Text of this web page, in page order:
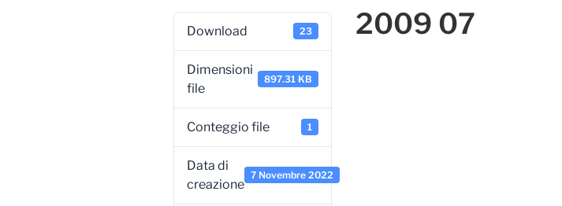
Download 23
Dimensioni
file
897.31 KB
Conteggio file 1
Data di
creazione
7 Novembre 2022
2009 07